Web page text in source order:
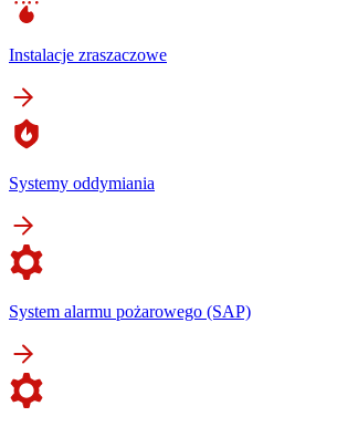
Instalacje zraszaczowe
Systemy oddymiania
System alarmu pożarowego (SAP)